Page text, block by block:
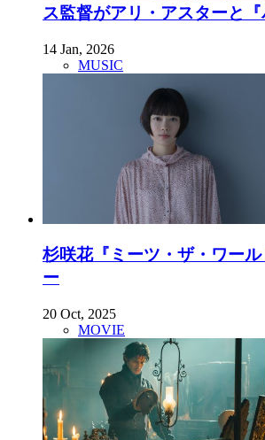
ス監督がアリ・アスターと
14 Jan, 2026
MUSIC
杉咲花『ミーツ・ザ・ワー
ー
20 Oct, 2025
MOVIE